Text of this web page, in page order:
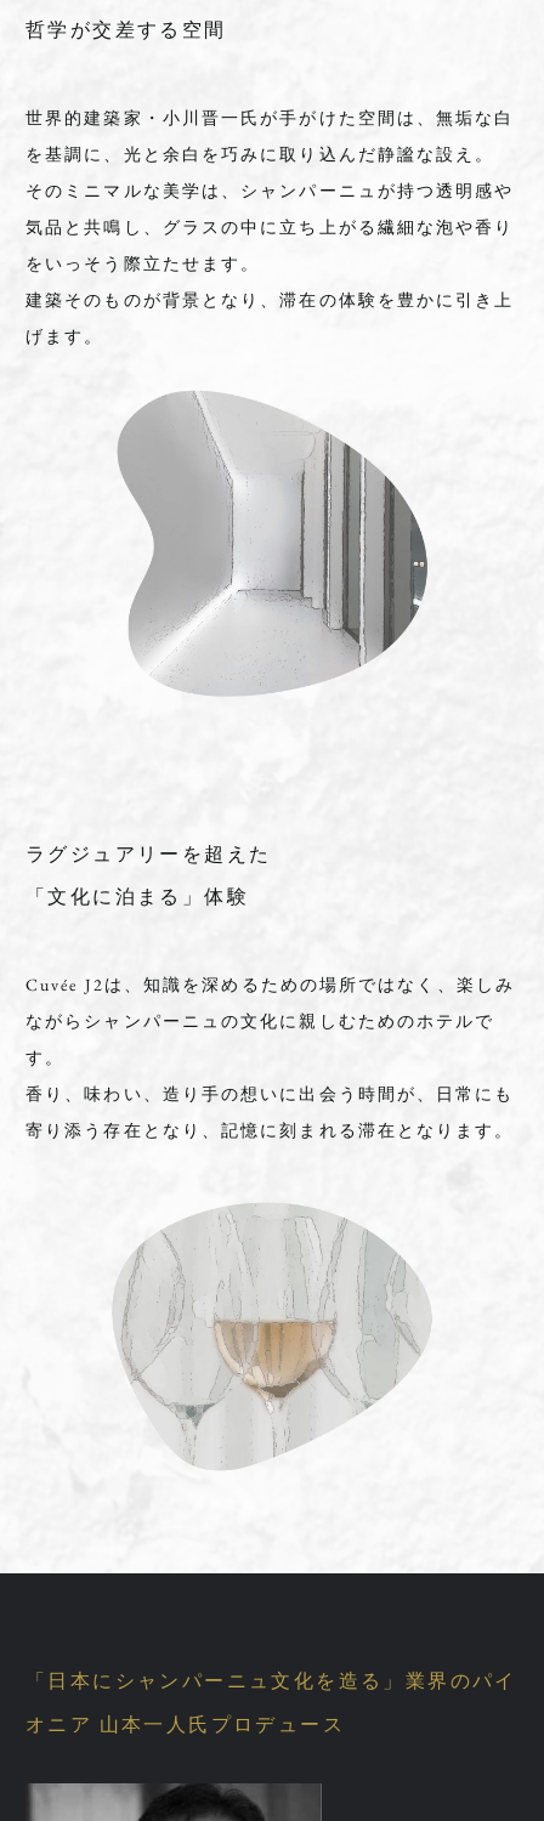
哲学が交差する空間
世界的建築家・小川晋一氏が手がけた空間は、無垢な白
を基調に、光と余白を巧みに取り込んだ静謐な設え。
そのミニマルな美学は、シャンパーニュが持つ透明感や
気品と共鳴し、グラスの中に立ち上がる繊細な泡や香り
をいっそう際立たせます。
建築そのものが背景となり、滞在の体験を豊かに引き上
げます。
ラグジュアリーを超えた
「文化に泊まる」体験
Cuvée J2は、知識を深めるための場所ではなく、楽しみ
ながらシャンパーニュの文化に親しむためのホテルで
す。
香り、味わい、造り手の想いに出会う時間が、日常にも
寄り添う存在となり、記憶に刻まれる滞在となります。
「⽇本にシャンパーニュ⽂化を造る」 業界のパイ
オニア ⼭本⼀⼈⽒プロデュース